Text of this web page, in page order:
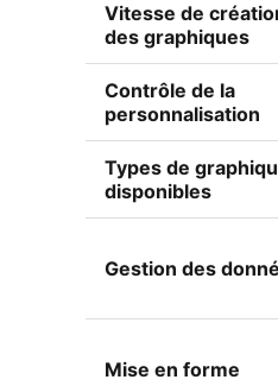
Vitesse de
des graphiques
Contrôle de la
personnalisation
Types de
disponibles
Gestion des
Mise en forme